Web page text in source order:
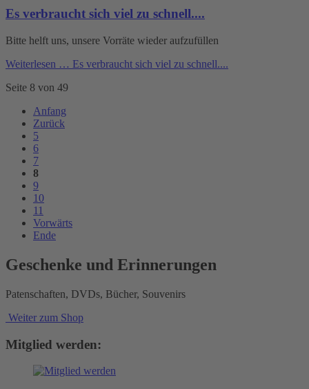
Es verbraucht sich viel zu schnell....
Bitte helft uns, unsere Vorräte wieder aufzufüllen
Weiterlesen … Es verbraucht sich viel zu schnell....
Seite 8 von 49
Anfang
Zurück
5
6
7
8
9
10
11
Vorwärts
Ende
Geschenke und Erinnerungen
Patenschaften, DVDs, Bücher, Souvenirs
Weiter zum Shop
Mitglied werden: